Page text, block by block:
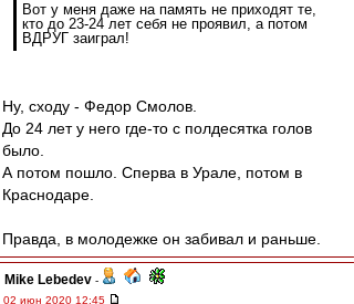
Вот у меня даже на память не приходят те,
кто до 23-24 лет себя не проявил, а потом
ВДРУГ заиграл!
Ну, сходу - Федор Смолов.
До 24 лет у него где-то с полдесятка голов
было.
А потом пошло. Сперва в Урале, потом в
Краснодаре.
Правда, в молодежке он забивал и раньше.
Mike Lebedev -
02 июн 2020 12:45